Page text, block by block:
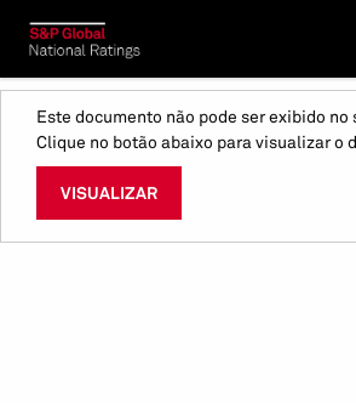
Este documento não pode ser exibido no
Clique no botão abaixo para visualizar o
VISUALIZAR